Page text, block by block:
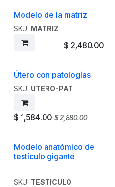
Modelo de la matriz
SKU: MATRIZ
$ 2,480.00
¡Promoción!
Útero con patologías
SKU: UTERO-PAT
$ 1,584.00 $2,880.00
Modelo anatómico de
testículo gigante
SKU: TESTICULO